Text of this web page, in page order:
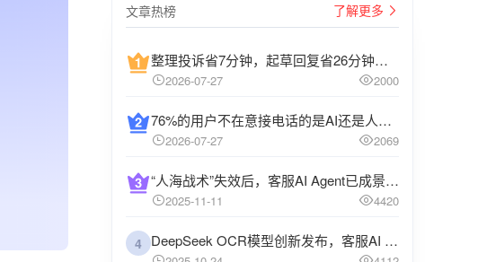
文章热榜 了解更多
整理投诉省7分钟，起草回复省26分钟：AI在客诉处理中该先做什么？
2026-07-27 2000
76%的用户不在意接电话的是AI还是人工，关键是问题能否解决
2026-07-27 2069
“人海战术”失效后，客服AI Agent已成景区数智化的必答题
2025-11-11 4420
4 DeepSeek OCR模型创新发布，客服AI Agent未来将有什么进化？